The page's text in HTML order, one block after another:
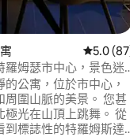
從 87 則
5.0
羅姆瑟市中心，景色迷
公寓，位於市中心，
周圍山脈的美景。 您甚
極光在山頂上跳舞。 從
到標誌性的特羅姆斯達